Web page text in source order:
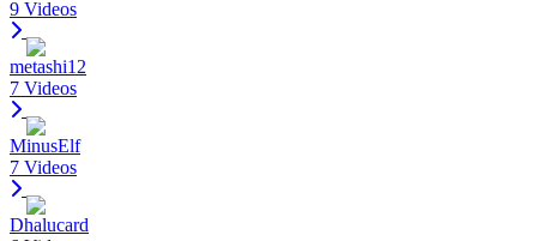
9 Videos
metashi12
7 Videos
MinusElf
7 Videos
Dhalucard